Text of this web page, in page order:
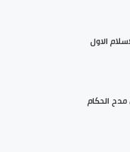
الاول
الحكام